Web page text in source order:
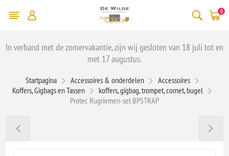
0
In verband met de zomervakantie, zijn wij gesloten van 18 juli tot en
met 17 augustus.
Startpagina Accessoires & onderdelen
Accessoires
Koffers, Gigbags en Tassen
koffers, gigbag, trompet, cornet, bugel
Protec Rugriemen-set BPSTRAP